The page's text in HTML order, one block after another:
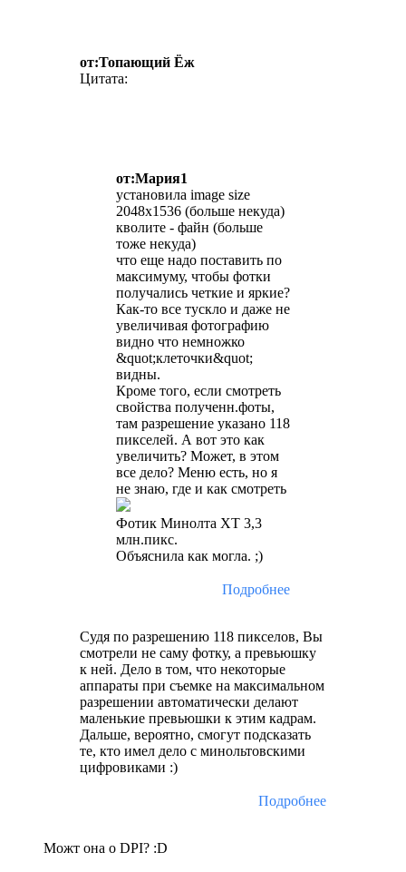
от:Топающий Ёж
Цитата:
от:Мария1
установила image size
2048х1536 (больше некуда)
кволите - файн (больше
тоже некуда)
что еще надо поставить по
максимуму, чтобы фотки
получались четкие и яркие?
Как-то все тускло и даже не
увеличивая фотографию
видно что немножко
&quot;клеточки&quot;
видны.
Кроме того, если смотреть
свойства полученн.фоты,
там разрешение указано 118
пикселей. А вот это как
увеличить? Может, в этом
все дело? Меню есть, но я
не знаю, где и как смотреть
Фотик Минолта XT 3,3
млн.пикс.
Объяснила как могла. ;)
Подробнее
Судя по разрешению 118 пикселов, Вы
смотрели не саму фотку, а превьюшку
к ней. Дело в том, что некоторые
аппараты при съемке на максимальном
разрешении автоматически делают
маленькие превьюшки к этим кадрам.
Дальше, вероятно, смогут подсказать
те, кто имел дело с минольтовскими
цифровиками :)
Подробнее
Можт она о DPI? :D